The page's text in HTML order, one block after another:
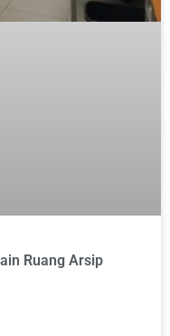
Ruang Arsip